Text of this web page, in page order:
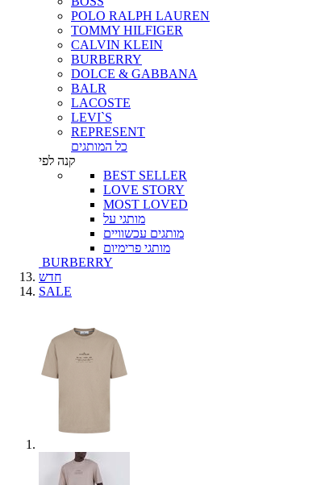
POLO RALPH LAUREN
TOMMY HILFIGER
CALVIN KLEIN
BURBERRY
DOLCE & GABBANA
BALR
LACOSTE
LEVI`S
REPRESENT
כל המותגים
קנה לפי
BEST SELLER
LOVE STORY
MOST LOVED
מותגי על
מותגים עכשוויים
מותגי פרימיום
BURBERRY
חדש
SALE